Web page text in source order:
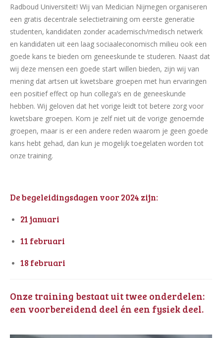
Radboud Universiteit! Wij van Medician Nijmegen organiseren
een gratis decentrale selectietraining om eerste generatie
studenten, kandidaten zonder academisch/medisch netwerk
en kandidaten uit een laag sociaaleconomisch milieu ook een
goede kans te bieden om geneeskunde te studeren. Naast dat
wij deze mensen een goede start willen bieden, zijn wij van
mening dat artsen uit kwetsbare groepen met hun ervaringen
een positief effect op hun collega’s en de geneeskunde
hebben. Wij geloven dat het vorige leidt tot betere zorg voor
kwetsbare groepen. Kom je zelf niet uit de vorige genoemde
groepen, maar is er een andere reden waarom je geen goede
kans hebt gehad, dan kun je mogelijk toegelaten worden tot
onze training.
De begeleidingsdagen voor 2024 zijn:
21 januari
11 februari
18 februari
Onze training bestaat uit twee onderdelen:
een voorbereidend deel én een fysiek deel.